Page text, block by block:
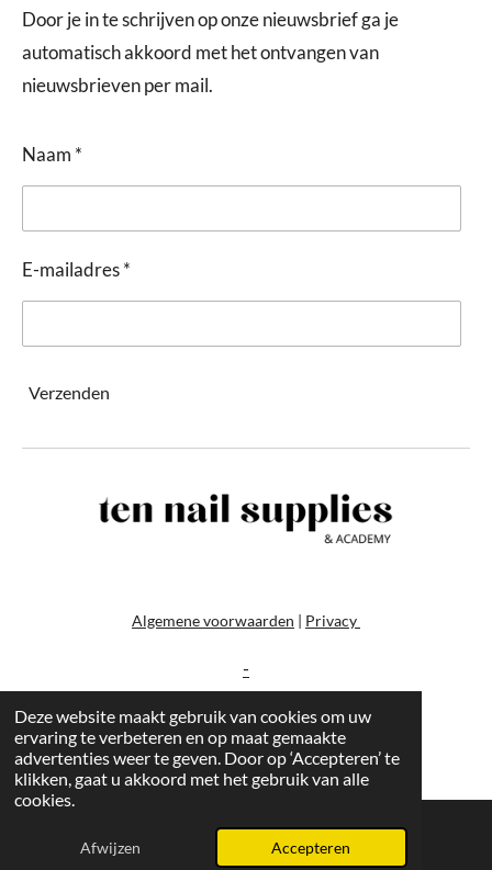
Deze website maakt gebruik van cookies om uw
ervaring te verbeteren en op maat gemaakte
advertenties weer te geven. Door op ‘Accepteren’ te
klikken, gaat u akkoord met het gebruik van alle
cookies.
Afwijzen Accepteren
Door je in te schrijven op onze nieuwsbrief ga je
automatisch akkoord met het ontvangen van
nieuwsbrieven per mail.
Naam *
E-mailadres *
Verzenden
Algemene voorwaarden | Privacy
-
E-mailadres Instagram